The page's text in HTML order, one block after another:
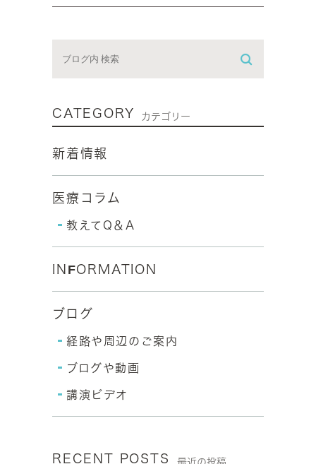
CATEGORY カテゴリー
新着情報
医療コラム
教えてQ＆A
INFORMATION
ブログ
経路や周辺のご案内
ブログや動画
講演ビデオ
RECENT POSTS 最近の投稿